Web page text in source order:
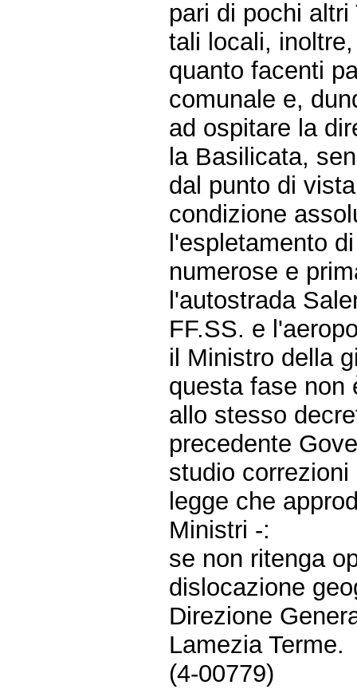
pari di pochi altri
tali locali,
quanto facenti
comunale e,
ad ospitare la
la Basilicata,
dal punto di
condizione
l'espletamento
numerose e
l'autostrada
FF.SS. e
il Ministro della
questa fase non
allo stesso
precedente
studio
legge che
Ministri -:
se non ritenga
dislocazione
Direzione
Lamezia Terme.
(4-00779)